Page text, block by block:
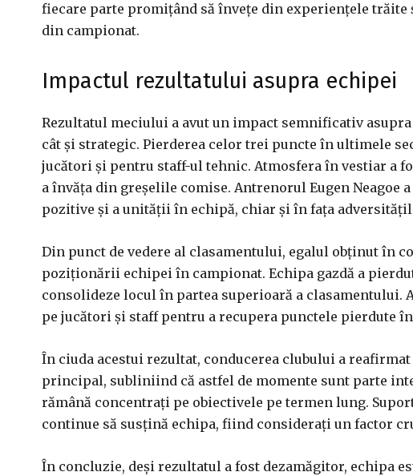
fiecare parte promițând să învețe din experiențele trăite
din campionat.
Impactul rezultatului asupra echipei
Rezultatul meciului a avut un impact semnificativ
cât și strategic. Pierderea celor trei puncte în ultimele
jucători și pentru staff-ul tehnic. Atmosfera în vestiar a
a învăța din greșelile comise. Antrenorul Eugen
pozitive și a unității în echipă, chiar și în fața
Din punct de vedere al clasamentului, egalul obținut în
poziționării echipei în campionat. Echipa gazdă a
consolideze locul în partea superioară a clasamentului.
pe jucători și staff pentru a recupera punctele pierdute
În ciuda acestui rezultat, conducerea clubului a
principal, subliniind că astfel de momente sunt parte
rămână concentrați pe obiectivele pe termen lung.
continue să susțină echipa, fiind considerați un factor
În concluzie, deși rezultatul a fost dezamăgitor, echipa